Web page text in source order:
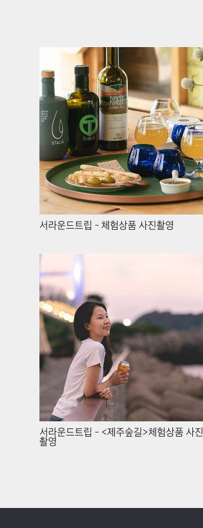
서라운드트립 -체험상품 사진촬영
서라운드트립 - <제주숲길>체험상품 사진
촬영